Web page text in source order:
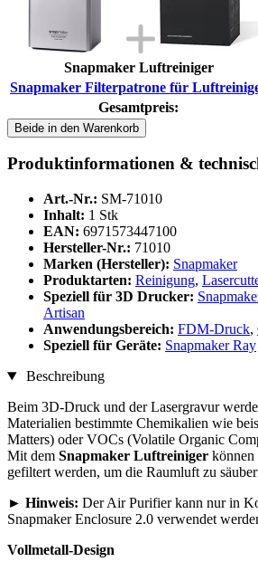
Snapmaker Luftreiniger
Snapmaker Filterpatrone für
Gesamtpreis:
Beide in den Warenkorb
Produktinformationen &
Art.-Nr.: SM-71010
Inhalt: 1 Stk
EAN: 6971573447100
Hersteller-Nr.: 71010
Marken (Hersteller): Snapmaker
Produktarten: Reinigung,
Speziell für 3D Drucker:
Artisan
Anwendungsbereich: FDM-Druck,
Speziell für Geräte: Snapmaker Ray
Beschreibung
Beim 3D-Druck und der Lasergravur
Materialien bestimmte Chemikalien wie
Matters) oder VOCs (Volatile Organic
Mit dem Snapmaker Luftreiniger können
gefiltert werden, um die Raumluft zu
► Hinweis: Der Air Purifier kann nur in
Snapmaker Enclosure 2.0 verwendet
Vollmetall-Design